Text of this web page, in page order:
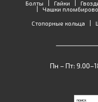
Болты Гайки
Чашки
Стопорные кольца
Пн – Пт: